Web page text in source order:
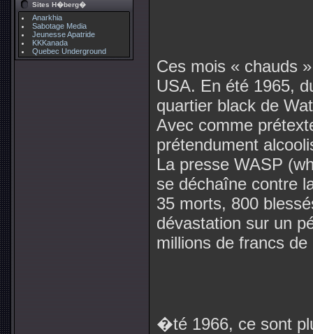
Sites H�berg�
Anarkhia
Sabotage Media
Jeunesse Apatride
KKKanada
Quebec Underground
Ces mois « chauds
USA. En été 1965,
quartier black de
Avec comme
prétendument
La presse WASP
se déchaîne contre
35 morts, 800
dévastation sur un
millions de francs de
�té 1966, ce sont